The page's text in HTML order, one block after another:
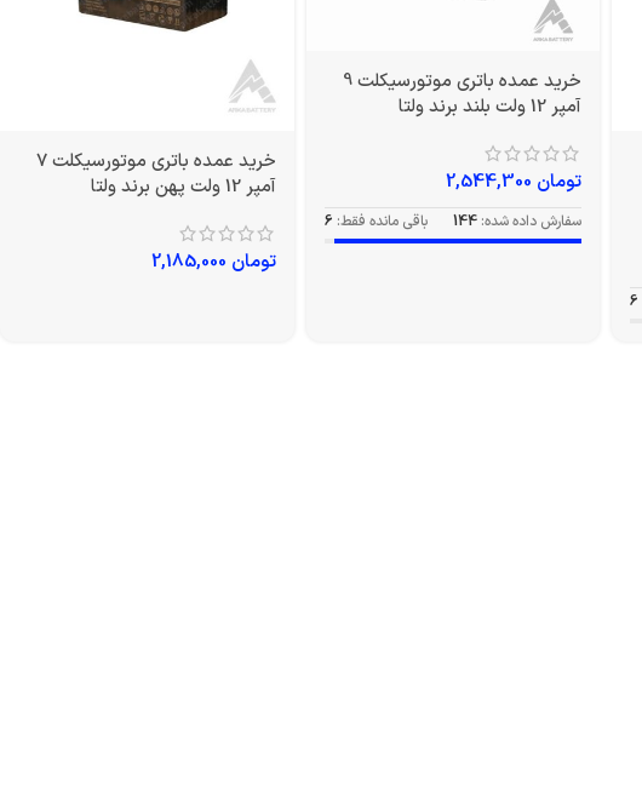
6
خرید عمده باتری موتورسیکلت 9
آمپر 12 ولت بلند برند ولتا
تومان
سفارش داده شده: 144 باقی مانده فقط: 6
خرید عمده باتری موتورسیکلت 7
آمپر 12 ولت پهن برند ولتا
تومان